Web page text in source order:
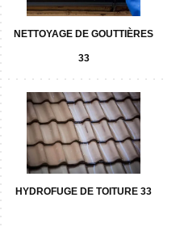
NETTOYAGE DE GOUTTIÈRES
33
HYDROFUGE DE TOITURE 33